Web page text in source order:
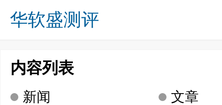
华软盛测评
内容列表
新闻
文章